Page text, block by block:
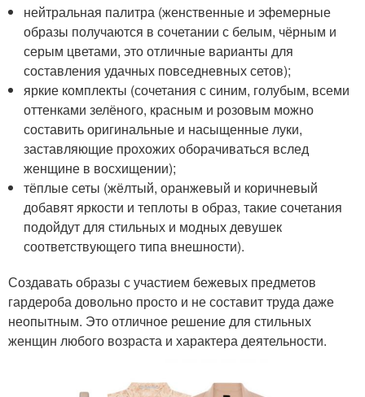
нейтральная палитра (женственные и эфемерные
образы получаются в сочетании с белым, чёрным и
серым цветами, это отличные варианты для
составления удачных повседневных сетов);
яркие комплекты (сочетания с синим, голубым, всеми
оттенками зелёного, красным и розовым можно
составить оригинальные и насыщенные луки,
заставляющие прохожих оборачиваться вслед
женщине в восхищении);
тёплые сеты (жёлтый, оранжевый и коричневый
добавят яркости и теплоты в образ, такие сочетания
подойдут для стильных и модных девушек
соответствующего типа внешности).
Создавать образы с участием бежевых предметов
гардероба довольно просто и не составит труда даже
неопытным. Это отличное решение для стильных
женщин любого возраста и характера деятельности.